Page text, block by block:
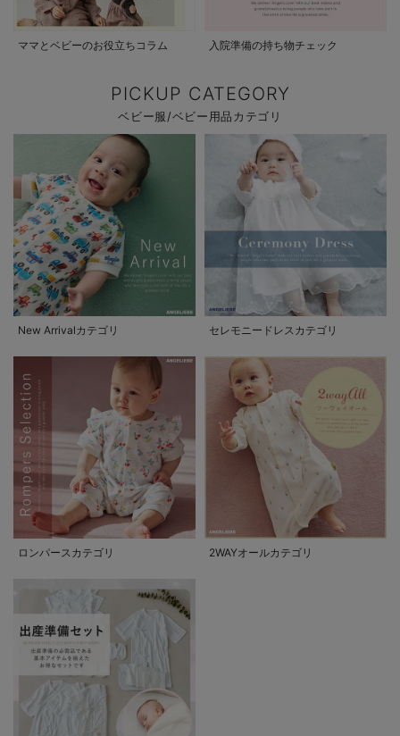
ママとベビーのお役立ちコラム 入院準備の持ち物チェック
PICKUP CATEGORY
ベビー服/ベビー用品カテゴリ
New Arrivalカテゴリ セレモニードレスカテゴリ
ロンパースカテゴリ 2WAYオールカテゴリ